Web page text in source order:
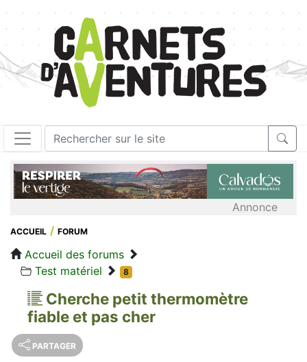
Annonce
ACCUEIL FORUM
Accueil des forums
Test matériel
8
Cherche petit thermomètre
fiable et pas cher
PARTAGER